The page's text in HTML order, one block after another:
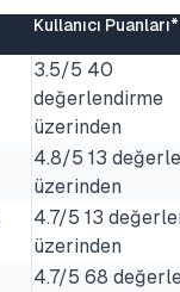
Kullanıcı Puanları*
3.5/5 40
değerlendirme
üzerinden
4.8/5 13
üzerinden
4.7/5 13
üzerinden
4.7/5 68